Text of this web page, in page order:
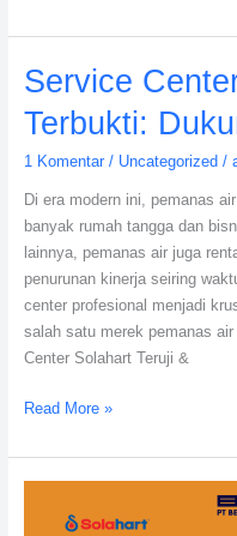
Service
Terbukti:
1 Komentar / Uncategorized/
Di era modern ini, pemanas
banyak rumah tangga dan
lainnya, pemanas air juga
penurunan kinerja seiring
center profesional menjadi
salah satu merek pemanas
Center Solahart Teruji &
Service
Center
Solahart
Teruji
Terbukti:
Dukungan
Teknis
24/7
Read More »
Solahart